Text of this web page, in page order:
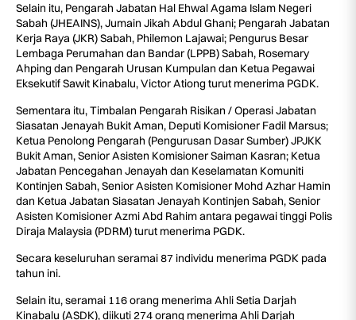
Selain itu, Pengarah Jabatan Hal Ehwal Agama Islam Negeri
Sabah (JHEAINS), Jumain Jikah Abdul Ghani; Pengarah Jabatan
Kerja Raya (JKR) Sabah, Philemon Lajawai; Pengurus Besar
Lembaga Perumahan dan Bandar (LPPB) Sabah, Rosemary
Ahping dan Pengarah Urusan Kumpulan dan Ketua Pegawai
Eksekutif Sawit Kinabalu, Victor Ationg turut menerima PGDK.
Sementara itu, Timbalan Pengarah Risikan / Operasi Jabatan
Siasatan Jenayah Bukit Aman, Deputi Komisioner Fadil Marsus;
Ketua Penolong Pengarah (Pengurusan Dasar Sumber) JPJKK
Bukit Aman, Senior Asisten Komisioner Saiman Kasran; Ketua
Jabatan Pencegahan Jenayah dan Keselamatan Komuniti
Kontinjen Sabah, Senior Asisten Komisioner Mohd Azhar Hamin
dan Ketua Jabatan Siasatan Jenayah Kontinjen Sabah, Senior
Asisten Komisioner Azmi Abd Rahim antara pegawai tinggi Polis
Diraja Malaysia (PDRM) turut menerima PGDK.
Secara keseluruhan seramai 87 individu menerima PGDK pada
tahun ini.
Selain itu, seramai 116 orang menerima Ahli Setia Darjah
Kinabalu (ASDK), diikuti 274 orang menerima Ahli Darjah